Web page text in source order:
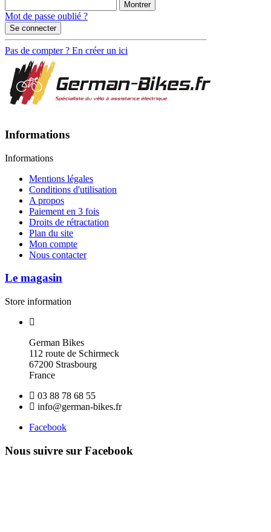
Montrer
Mot de passe oublié ?
Se connecter
Pas de compter ? En créer un ici
Informations
Informations
Mentions légales
Conditions d'utilisation
A propos
Paiement en 3 fois
Droits de rétractation
Plan du site
Mon compte
Nous contacter
Le magasin
Store information
German Bikes
112 route de Schirmeck
67200 Strasbourg
France
03 88 78 68 55
info@german-bikes.fr
Facebook
Nous suivre sur Facebook